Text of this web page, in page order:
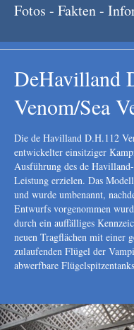
Fotos - Fakten -
DeHavilland
Venom/Sea
Die de Havilland D.H.112
entwickelter einsitziger
Ausführung des de
Leistung erzielen. Das
und wurde umbenannt,
Entwurfs vorgenommen
durch ein auffälliges
neuen Tragflächen mit einer
zulaufenden Flügel der
abwerfbare